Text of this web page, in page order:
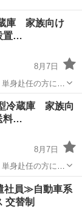
蔵庫 家族向け
置…
8月7日
品
冷蔵庫 家族向
料…
8月7日
社員≫自動車系
交替制